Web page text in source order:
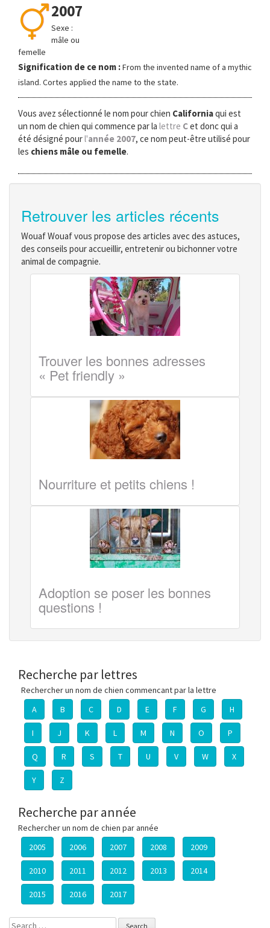
2007
Sexe :
mâle ou
femelle
Signification de ce nom :From the invented name of a mythic
island. Cortes applied the name to the state.
Vous avez sélectionné le nom pour chien Californiaqui est
un nom de chien qui commence par la lettre Cet donc qui a
été désigné pourl'année 2007, ce nom peut-être utilisé pour
les chiens mâle ou femelle.
Retrouver les articles récents
Wouaf Wouaf vous propose des articles avec des astuces,
des conseils pour accueillir, entretenir ou bichonner votre
animal de compagnie.
Trouver les bonnes adresses
« Pet friendly »
Nourriture et petits chiens !
Adoption se poser les bonnes
questions !
Recherche par lettres
Rechercher un nom de chien commencant par la lettre
A
B C D E F G H
I J K L M N O P
Q R S T U V W X
Y Z
Recherche par année
Rechercher un nom de chien par année
2005
2006 2007 2008 2009
2010 2011 2012 2013 2014
2015 2016 2017